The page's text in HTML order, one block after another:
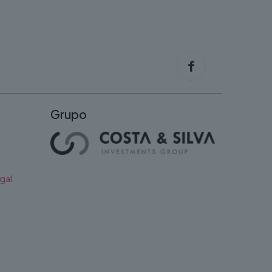
Grupo